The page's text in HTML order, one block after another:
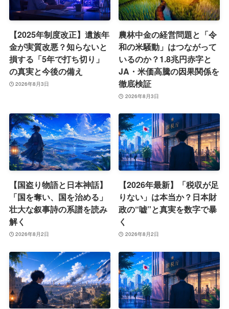
【2025年制度改正】遺族年
金が実質改悪？知らないと
損する「5年で打ち切り」
の真実と今後の備え
2026年8月3日
農林中金の経営問題と「令
和の米騒動」はつながって
いるのか？1.8兆円赤字と
JA・米価高騰の因果関係を
徹底検証
2026年8月3日
【国盗り物語と日本神話】
「国を奪い、国を治める」
壮大な叙事詩の系譜を読み
解く
2026年8月2日
【2026年最新】「税収が足
りない」は本当か？日本財
政の“嘘”と真実を数字で暴
く
2026年8月2日